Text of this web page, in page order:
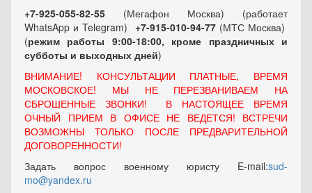
+7-925-055-82-55 (Мегафон Москва) (работает
WhatsApp и Telegram) +7-915-010-94-77 (МТС Москва)
(режим работы 9:00-18:00, кроме праздничных и
субботы и выходных дней)
ВНИМАНИЕ! КОНСУЛЬТАЦИИ ПЛАТНЫЕ, ВРЕМЯ
МОСКОВСКОЕ! МЫ НЕ ПЕРЕЗВАНИВАЕМ НА
СБРОШЕННЫЕ ЗВОНКИ! В НАСТОЯЩЕЕ ВРЕМЯ
ОЧНЫЙ ПРИЕМ В ОФИСЕ НЕ ВЕДЕТСЯ! ВСТРЕЧИ
ВОЗМОЖНЫ ТОЛЬКО ПОСЛЕ ПРЕДВАРИТЕЛЬНОЙ
ДОГОВОРЕННОСТИ!
Задать вопрос военному юристу E-mail:sud-
mo@yandex.ru